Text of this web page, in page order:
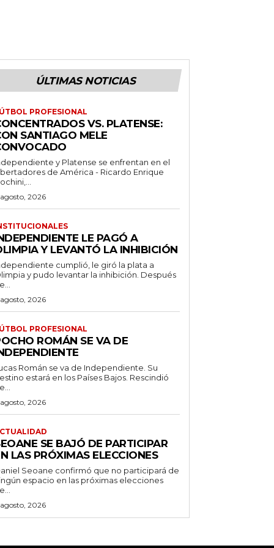
ÚLTIMAS NOTICIAS
PROFESIONAL
VS. PLATENSE:
SANTIAGO MELE
y Platense se enfrentan en el
de América - Ricardo Enrique
2026
LE PAGÓ A
Y LEVANTÓ LA INHIBICIÓN
cumplió, le giró la plata a
y pudo levantar la inhibición. Después
2026
PROFESIONAL
ROMÁN SE VA DE
Román se va de Independiente. Su
estará en los Países Bajos. Rescindió
2026
SE BAJÓ DE PARTICIPAR
LAS PRÓXIMAS ELECCIONES
Seoane confirmó que no participará de
espacio en las próximas elecciones
2026